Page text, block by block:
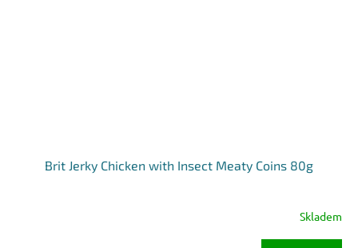
Brit Jerky Chicken with Insect Meaty Coins 80g
Skladem